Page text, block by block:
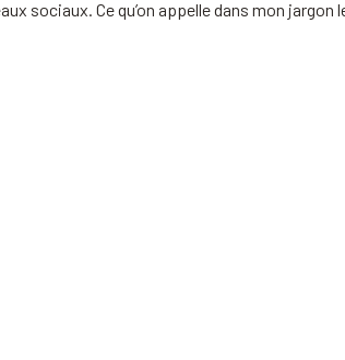
sociaux. Ce qu’on appelle dans mon jargon